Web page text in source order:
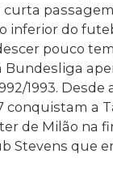
inferior do
pouco
Bundesliga
1993. Desde
conquistam a
de Milão na
Stevens que